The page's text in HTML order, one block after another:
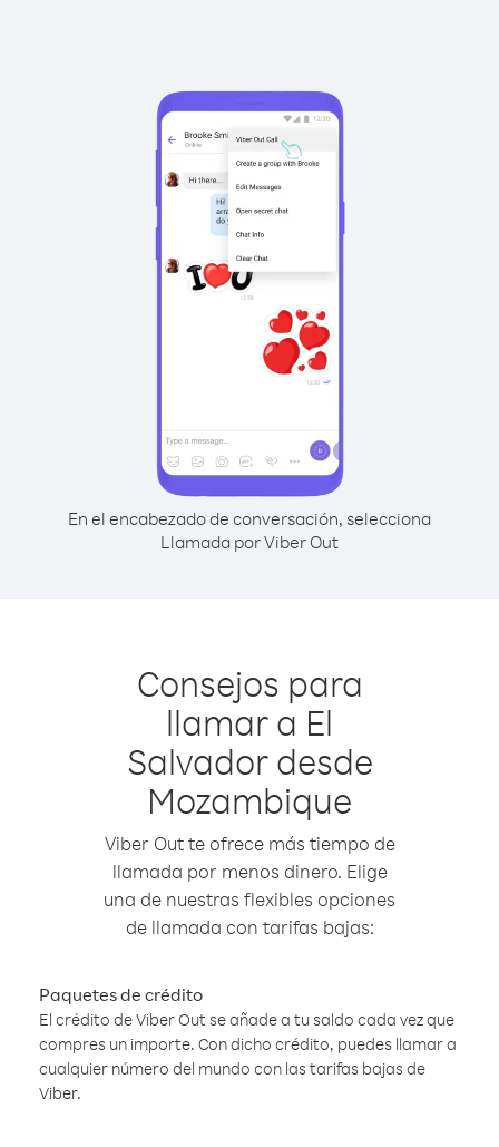
En el encabezado de conversación, selecciona
Llamada por Viber Out
Consejos para
llamar a El
Salvador desde
Mozambique
Viber Out te ofrece más tiempo de
llamada por menos dinero. Elige
una de nuestras flexibles opciones
de llamada con tarifas bajas:
Paquetes de crédito
El crédito de Viber Out se añade a tu saldo cada vez que
compres un importe. Con dicho crédito, puedes llamar a
cualquier número del mundo con las tarifas bajas de
Viber.